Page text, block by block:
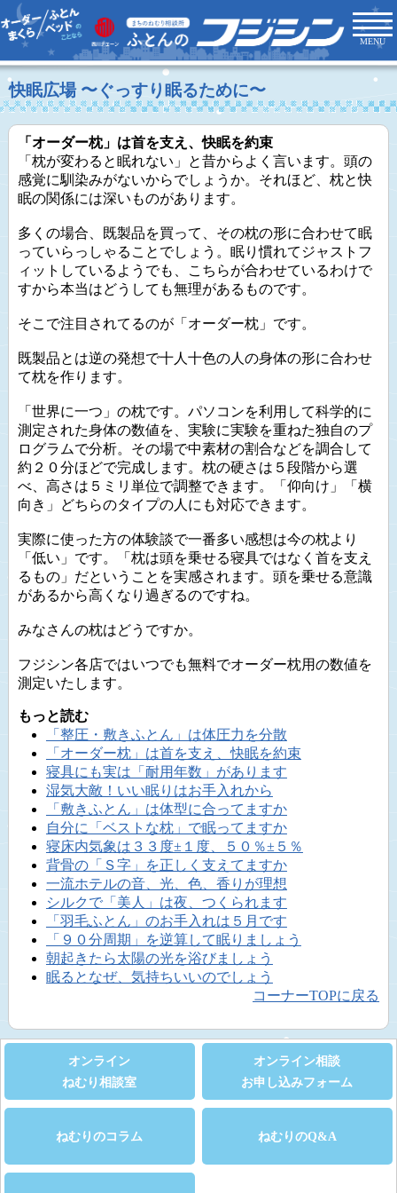
MENU
快眠広場 〜ぐっすり眠るために〜
「オーダー枕」は首を支え、快眠を約束
「枕が変わると眠れない」と昔からよく言います。頭の
感覚に馴染みがないからでしょうか。それほど、枕と快
眠の関係には深いものがあります。
多くの場合、既製品を買って、その枕の形に合わせて眠
っていらっしゃることでしょう。眠り慣れてジャストフ
ィットしているようでも、こちらが合わせているわけで
すから本当はどうしても無理があるものです。
そこで注目されてるのが「オーダー枕」です。
既製品とは逆の発想で十人十色の人の身体の形に合わせ
て枕を作ります。
「世界に一つ」の枕です。パソコンを利用して科学的に
測定された身体の数値を、実験に実験を重ねた独自のプ
ログラムで分析。その場で中素材の割合などを調合して
約２０分ほどで完成します。枕の硬さは５段階から選
べ、高さは５ミリ単位で調整できます。「仰向け」「横
向き」どちらのタイプの人にも対応できます。
実際に使った方の体験談で一番多い感想は今の枕より
「低い」です。「枕は頭を乗せる寝具ではなく首を支え
るもの」だということを実感されます。頭を乗せる意識
があるから高くなり過ぎるのですね。
みなさんの枕はどうですか。
フジシン各店ではいつでも無料でオーダー枕用の数値を
測定いたします。
もっと読む
「整圧・敷きふとん」は体圧力を分散
「オーダー枕」は首を支え、快眠を約束
寝具にも実は「耐用年数」があります
湿気大敵！いい眠りはお手入れから
「敷きふとん」は体型に合ってますか
自分に「ベストな枕」で眠ってますか
寝床内気象は３３度±１度、５０％±５％
背骨の「Ｓ字」を正しく支えてますか
一流ホテルの音、光、色、香りが理想
シルクで「美人」は夜、つくられます
「羽毛ふとん」のお手入れは５月です
「９０分周期」を逆算して眠りましょう
朝起きたら太陽の光を浴びましょう
眠るとなぜ、気持ちいいのでしょう
コーナーTOPに戻る
オンライン
ねむり相談室
オンライン相談
お申し込みフォーム
ねむりのコラム ねむりのQ&A